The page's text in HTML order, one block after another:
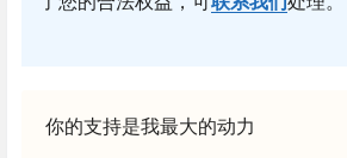
你的支持是我最大的动力